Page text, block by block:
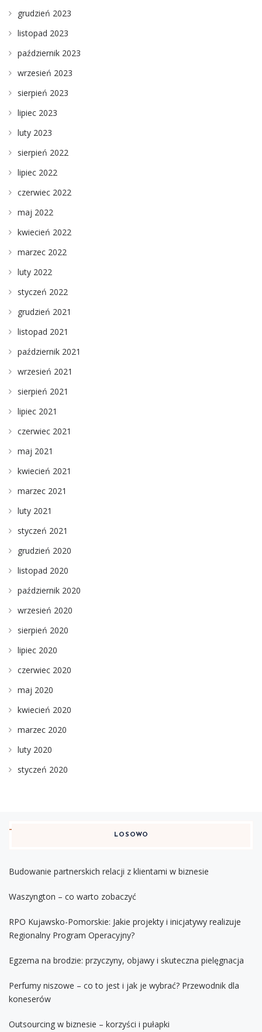
grudzień 2023
listopad 2023
październik 2023
wrzesień 2023
sierpień 2023
lipiec 2023
luty 2023
sierpień 2022
lipiec 2022
czerwiec 2022
maj 2022
kwiecień 2022
marzec 2022
luty 2022
styczeń 2022
grudzień 2021
listopad 2021
październik 2021
wrzesień 2021
sierpień 2021
lipiec 2021
czerwiec 2021
maj 2021
kwiecień 2021
marzec 2021
luty 2021
styczeń 2021
grudzień 2020
listopad 2020
październik 2020
wrzesień 2020
sierpień 2020
lipiec 2020
czerwiec 2020
maj 2020
kwiecień 2020
marzec 2020
luty 2020
styczeń 2020
LOSOWO
Budowanie partnerskich relacji z klientami w biznesie
Waszyngton – co warto zobaczyć
RPO Kujawsko-Pomorskie: Jakie projekty i inicjatywy realizuje
Regionalny Program Operacyjny?
Egzema na brodzie: przyczyny, objawy i skuteczna pielęgnacja
Perfumy niszowe – co to jest i jak je wybrać? Przewodnik dla
koneserów
Outsourcing w biznesie – korzyści i pułapki